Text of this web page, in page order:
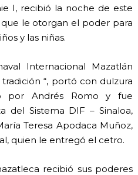
I, recibió la noche de este
le otorgan el poder para
y las niñas.
Internacional Mazatlán
“, portó con dulzura
por Andrés Romo y fue
del Sistema DIF – Sinaloa,
Teresa Apodaca Muñoz,
quien le entregó el cetro.
recibió sus poderes